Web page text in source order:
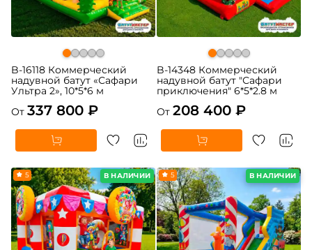
B-16118 Коммерческий
надувной батут «Сафари
Ультра 2», 10*5*6 м
От 337 800 ₽
B-14348 Коммерческий
надувной батут "Сафари
приключения" 6*5*2.8 м
От 208 400 ₽
В НАЛИЧИИ
5 В НАЛИЧИИ
5